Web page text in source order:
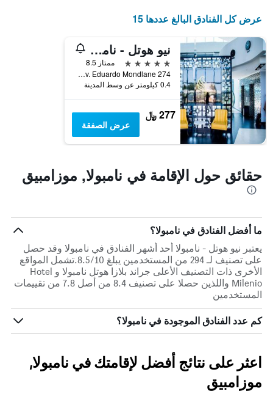
يتضمن
المخطط
1
محور
X
الذي
يعرض
فئات
الفنادق
بالنجوم.
يتضمن
المخطط
محور
Y
الذي
سعر
غرفة
في
عطلة
نهاية
هذا
الأسبوع
خلال
آخر
3
عرض كل الفنادق البالغ عددها 15
نيو هوتل - نامبولا
5 نجوم
ممتاز 8.5
Av. Eduardo Mondlane 274, نامبولا, موزامبيق
0.4 كيلومتر عن وسط المدينة
277 ﷼
عرض الصفقة
حقائق حول الإقامة في نامبولا, موزامبيق
ما أفضل الفنادق في نامبولا؟
يعتبر نيو هوتل - نامبولا أحد أشهر الفنادق في نامبولا وقد حصل
على تصنيف لـ 294 من المستخدمين يبلغ 8.5/10.تشمل المواقع
الأخرى ذات التصنيف الأعلى جراند بلازا هوتل نامبولا و Hotel
Milenio واللذين حصلا على تصنيف 8.4 من أصل 7.8 من تقييمات
المستخدمين
كم عدد الفنادق الموجودة في نامبولا؟
اعثر على نتائج أفضل لإقامتك في نامبولا,
موزامبيق